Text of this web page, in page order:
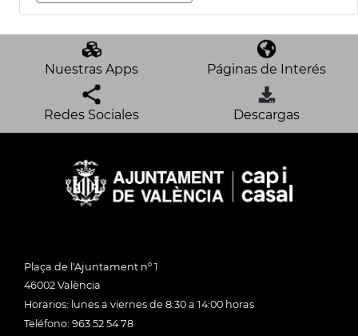
Nuestras Apps Páginas de Interés
Redes Sociales Descargas
Plaça de l'Ajuntament nº 1
46002 València
Horarios: lunes a viernes de 8:30 a 14:00 horas
Teléfono: 963 52 54 78